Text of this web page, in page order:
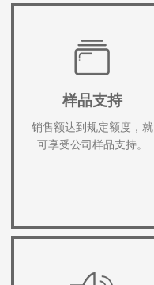
样品支持
销售额达到规定额度，就
可享受公司样品支持。